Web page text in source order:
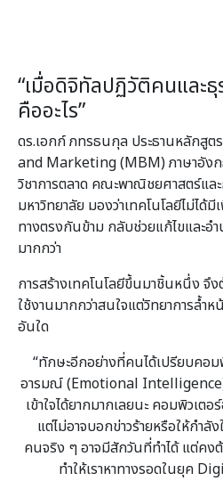
“เมื่อดิจิทัลปฏิวัติคนและ
คืออะไร”
ดร.เอกก์ ภทรธนกุล ประธานหลักสู
and Marketing (MBM) ภาษาอังก
วิชาการตลาด คณะพาณิชยศาสตร์แ
มหาวิทยาลัย มองว่าเทคโนโลยีไม่ไ
ทางตรงกันข้าม กลับช่วยแก้ไขและอ
มากกว่า
การสร้างเทคโนโลยีขึ้นมาชิ้นหนึ่ง จึ
ใช้งานมากกว่าสนใจแต่วิทยาการล้ำ
อันใด
“ทักษะอีกอย่างที่คนได้เปรียบคอม
อารมณ์ (Emotional
เข้าใจได้ยากมากเลยนะ คอมพิวเตอ
แต่ไม่อาจบอกข่าวร้ายหรือให้กำลั
คนจริง ๆ อาจมีสักวันที่ทำได้ แต่คง
ทำให้เราหาทางรอดในยุค